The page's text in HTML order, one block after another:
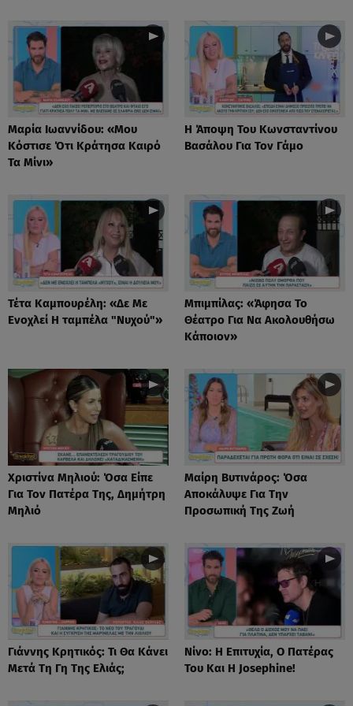
Μαρία Ιωαννίδου: «Μου
Κόστισε Ότι Κράτησα Καιρό
Τα Μίνι»
Η Άποψη Του Κωνσταντίνου
Βασάλου Για Τον Γάμο
Τέτα Καμπουρέλη: «Δε Mε
Eνοχλεί H ταμπέλα "Νυχού"»
Μπιμπίλας: «Άφησα Το
Θέατρο Για Να Ακολουθήσω
Κάποιον»
Χριστίνα Μηλιού: Όσα Είπε
Για Τον Πατέρα Της, Δημήτρη
Μηλιό
Μαίρη Βυτινάρος: Όσα
Αποκάλυψε Για Την
Προσωπική Της Ζωή
Γιάννης Κρητικός: Τι Θα Κάνει
Μετά Τη Γη Της Ελιάς;
Νίνο: Η Επιτυχία, Ο Πατέρας
Του Και Η Josephine!